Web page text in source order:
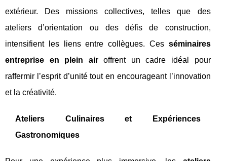
extérieur. Des missions collectives, telles que des
ateliers d’orientation ou des défis de construction,
intensifient les liens entre collègues. Ces séminaires
entreprise en plein airoffrent un cadre idéal pour
raffermir l’esprit d’unité tout en encourageant l’innovation
et la créativité.
Ateliers Culinaires et Expériences
Gastronomiques